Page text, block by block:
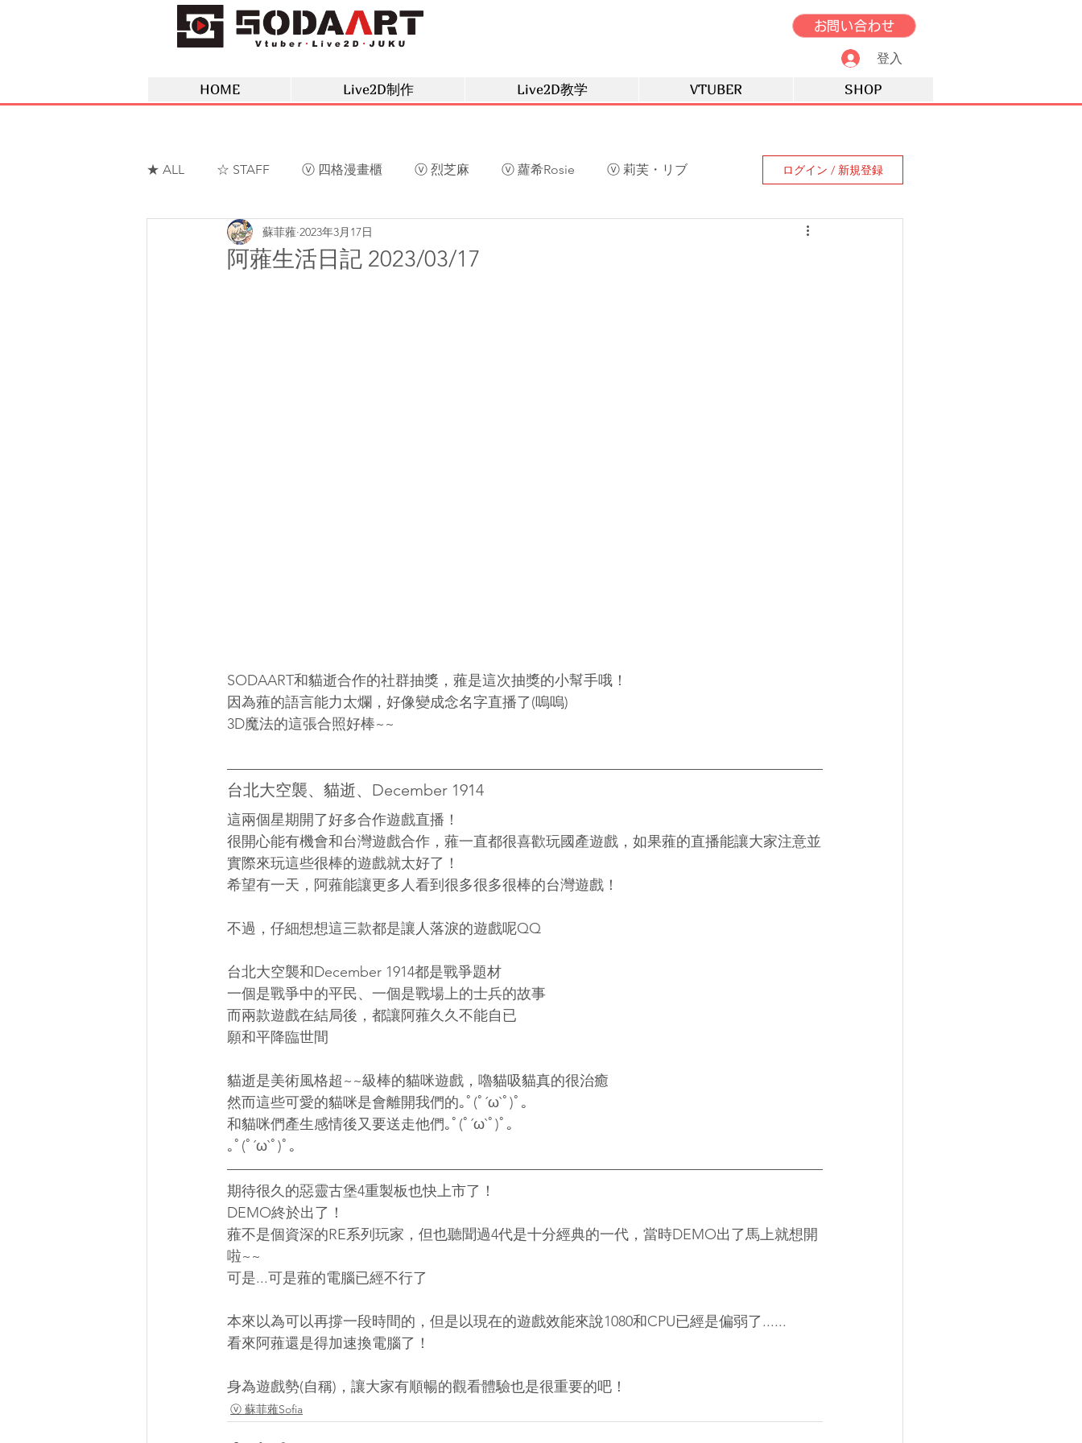
お問い合わせ
登入
HOME Live2D制作 Live2D教学 VTUBER SHOP
★ ALL ☆ STAFF ⓥ 四格漫畫櫃 ⓥ 烈芝麻 ⓥ 蘿希Rosie ⓥ 莉芙・リブ
ⓥ 蘇菲蕥Sofia ⓥ 夢野薰草
ログイン / 新規登録
阿蕥生活日記 2023/03/17
蘇菲蕥 2023年3月17日
SODAART和貓逝合作的社群抽獎，蕥是這次抽獎的小幫手哦！
因為蕥的語言能力太爛，好像變成念名字直播了(嗚嗚)
3D魔法的這張合照好棒~~
台北大空襲、貓逝、December 1914
這兩個星期開了好多合作遊戲直播！
很開心能有機會和台灣遊戲合作，蕥一直都很喜歡玩國產遊戲，如果蕥的直播能讓大家注意並
實際來玩這些很棒的遊戲就太好了！
希望有一天，阿蕥能讓更多人看到很多很多很棒的台灣遊戲！
不過，仔細想想這三款都是讓人落淚的遊戲呢QQ
台北大空襲和December 1914都是戰爭題材
一個是戰爭中的平民、一個是戰場上的士兵的故事
而兩款遊戲在結局後，都讓阿蕥久久不能自已
願和平降臨世間
貓逝是美術風格超~~級棒的貓咪遊戲，嚕貓吸貓真的很治癒
然而這些可愛的貓咪是會離開我們的｡ﾟ(ﾟ´ω`ﾟ)ﾟ｡
和貓咪們產生感情後又要送走他們｡ﾟ(ﾟ´ω`ﾟ)ﾟ｡
｡ﾟ(ﾟ´ω`ﾟ)ﾟ｡
期待很久的惡靈古堡4重製板也快上市了！
DEMO終於出了！
蕥不是個資深的RE系列玩家，但也聽聞過4代是十分經典的一代，當時DEMO出了馬上就想開
啦~~
可是...可是蕥的電腦已經不行了
本來以為可以再撐一段時間的，但是以現在的遊戲效能來說1080和CPU已經是偏弱了......
看來阿蕥還是得加速換電腦了！
身為遊戲勢(自稱)，讓大家有順暢的觀看體驗也是很重要的吧！
ⓥ 蘇菲蕥Sofia